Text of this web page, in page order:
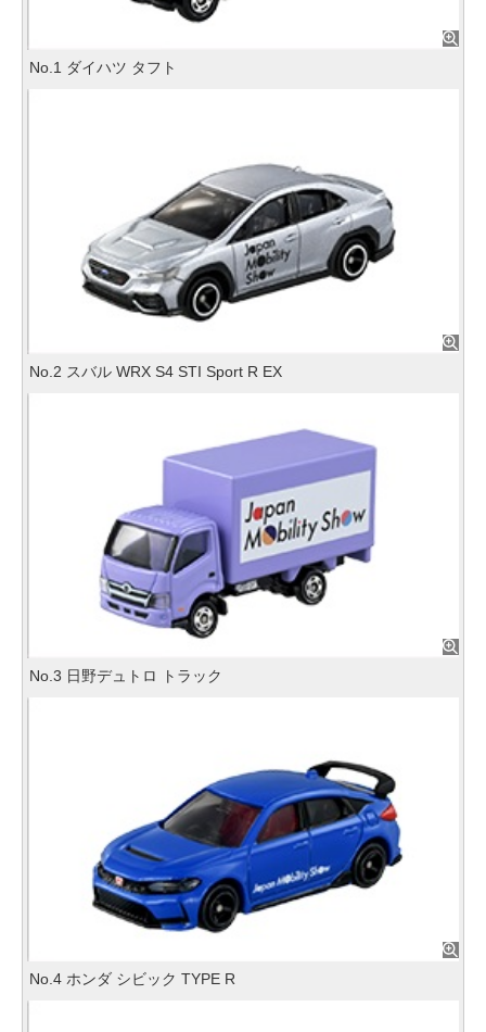
No.1 ダイハツ タフト
No.2 スバル WRX S4 STI Sport R EX
No.3 日野デュトロ トラック
No.4 ホンダ シビック TYPE R